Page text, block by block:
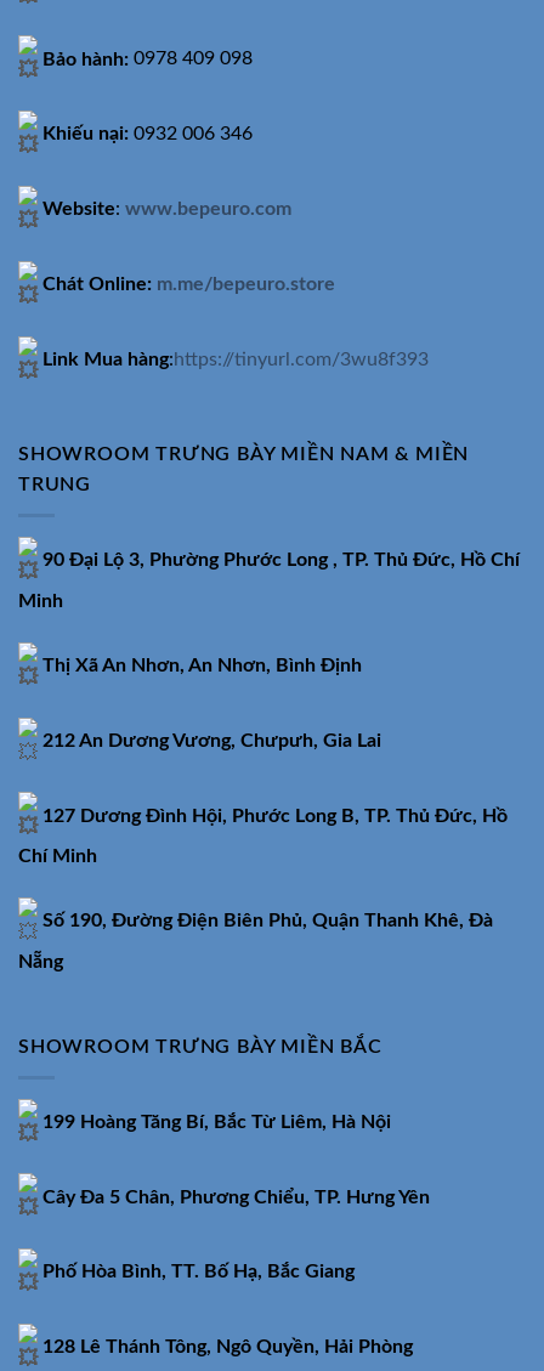
Bảo hành: 0978 409 098
Khiếu nại: 0932 006 346
Website: www.bepeuro.com
Chát Online: m.me/bepeuro.store
Link Mua hàng:https://tinyurl.com/3wu8f393
SHOWROOM TRƯNG BÀY MIỀN NAM & MIỀN
TRUNG
90 Đại Lộ 3, Phường Phước Long , TP. Thủ Đức, Hồ Chí
Minh
Thị Xã An Nhơn, An Nhơn, Bình Định
212 An Dương Vương, Chưpưh, Gia Lai
127 Dương Đình Hội, Phước Long B, TP. Thủ Đức, Hồ
Chí Minh
Số 190, Đường Điện Biên Phủ, Quận Thanh Khê, Đà
Nẵng
SHOWROOM TRƯNG BÀY MIỀN BẮC
199 Hoàng Tăng Bí, Bắc Từ Liêm, Hà Nội
Cây Đa 5 Chân, Phương Chiểu, TP. Hưng Yên
Phố Hòa Bình, TT. Bố Hạ, Bắc Giang
128 Lê Thánh Tông, Ngô Quyền, Hải Phòng